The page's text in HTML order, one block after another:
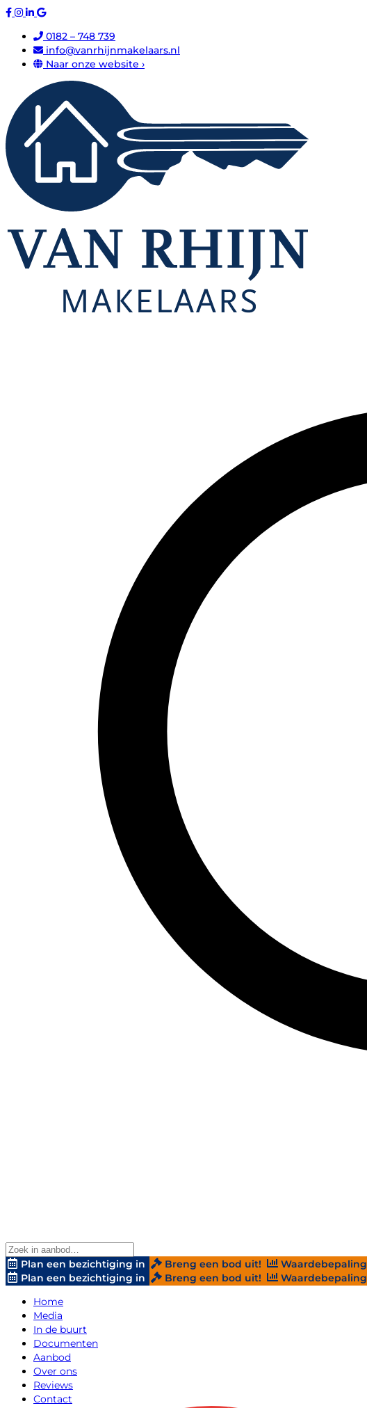
0182 – 748 739
info@vanrhijnmakelaars.nl
Naar onze website ›
Plan een bezichtiging in Breng een bod uit!
Waardebepaling
Plan een bezichtiging in
Breng een bod uit!
Waardebepaling
Home
Media
In de buurt
Documenten
Aanbod
Over ons
Reviews
Contact